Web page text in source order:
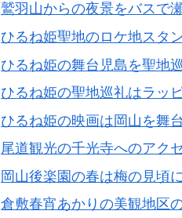
鷲羽山からの夜景をバスで
ひるね姫聖地のロケ地スタ
ひるね姫の舞台児島を聖地
ひるね姫の聖地巡礼はラッ
ひるね姫の映画は岡山を舞
尾道観光の千光寺へのアク
岡山後楽園の春は梅の見頃
倉敷春宵あかりの美観地区